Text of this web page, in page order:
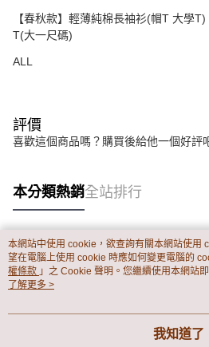
【春秋款】輕薄純棉長袖衫(帽T 大學
T(大一尺碼)
ALL
評價
喜歡這個商品嗎？購買後給他一個好評
本分類熱銷全站排行
熱門標籤
本網站中使用 cookie，欲查詢有關本網站使用
望在電腦上使用 cookie 時應如何變更電腦的
權條款 」之 Cookie 聲明。您繼續使用本網站
用條款之 Cookie 聲明使用 cookie。
了解更多 >
我知道了